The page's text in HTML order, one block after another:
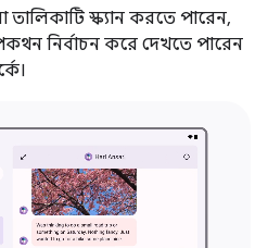
তালিকাটি স্ক্যান করতে পারেন,
নির্বাচন করে দেখতে পারেন